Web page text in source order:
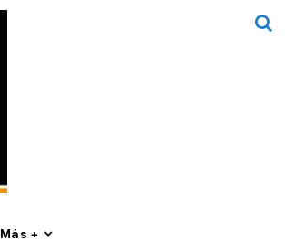
Más +